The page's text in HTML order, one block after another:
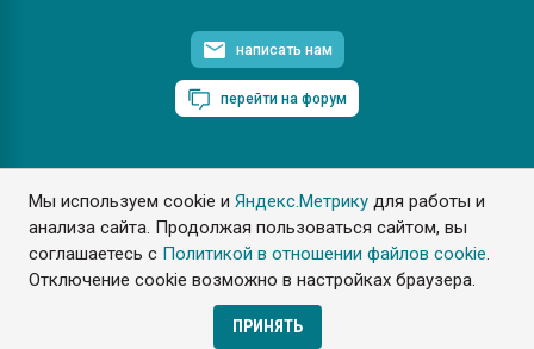
Мы используем cookie иЯндекс.Метрику для работы и
анализа сайта. Продолжая пользоваться сайтом, вы
соглашаетесь с Политикой в отношении файлов cookie.
Отключение cookie возможно в настройках браузера.
ПРИНЯТЬ
написать нам
перейти на форум
ПластЭксперт © 2006. Все права защищены
Разрешается копирование материалов сайта с обязательной
ссылкой на www.e-plastic.ru
Разработка сайта